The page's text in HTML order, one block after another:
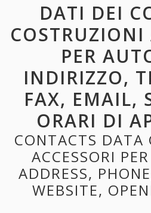
DATI DEI
COSTRUZIONI
PER
INDIRIZZO,
FAX, EMAIL,
ORARI DI
CONTACTS DATA
ACCESSORI
ADDRESS,
WEBSITE,